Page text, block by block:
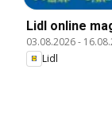
Lidl online
03.08.2026-
Lidl